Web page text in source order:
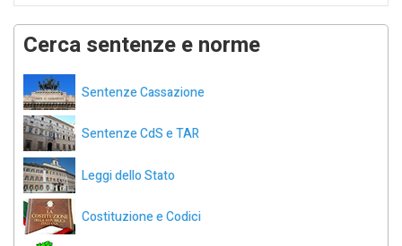
Cerca sentenze e norme
Sentenze Cassazione
Sentenze CdS e TAR
Leggi dello Stato
Costituzione e Codici